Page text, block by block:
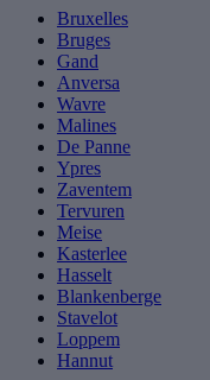
Bruxelles
Bruges
Gand
Anversa
Wavre
Malines
De Panne
Ypres
Zaventem
Tervuren
Meise
Kasterlee
Hasselt
Blankenberge
Stavelot
Loppem
Hannut